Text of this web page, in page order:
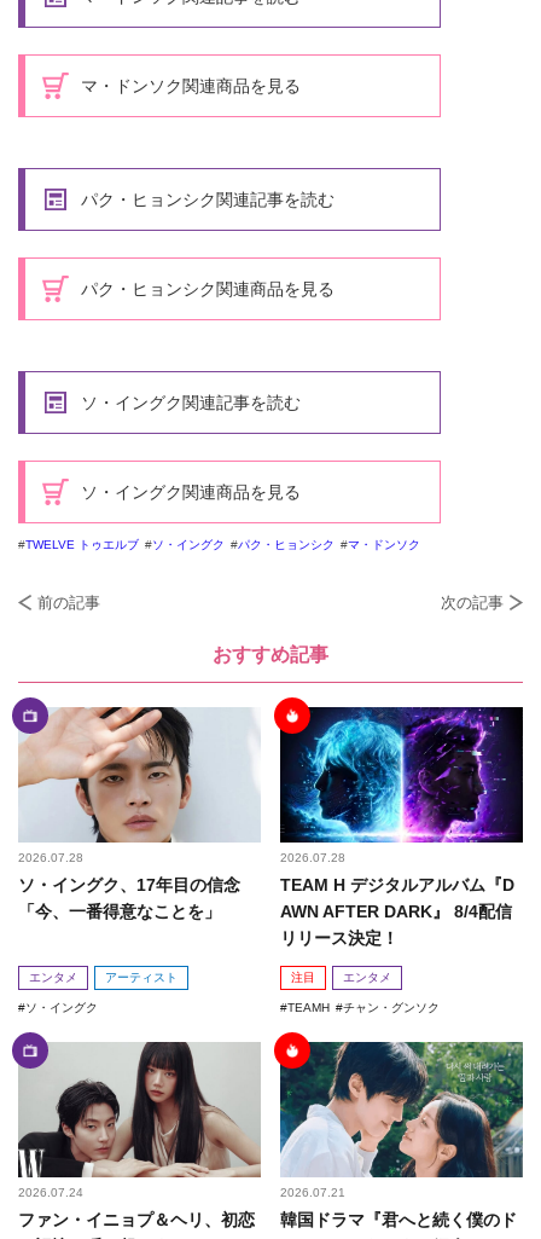
マ・ドンソク関連商品を見る
パク・ヒョンシク関連記事を読む
パク・ヒョンシク関連商品を見る
ソ・イングク関連記事を読む
ソ・イングク関連商品を見る
TWELVE トゥエルブ ソ・イングク パク・ヒョンシク マ・ドンソク
前の記事 次の記事
おすすめ記事
2026.07.28
ソ・イングク、17年目の信念
「今、一番得意なことを」
エンタメ アーティスト
ソ・イングク
2026.07.28
TEAM H デジタルアルバム『D
AWN AFTER DARK』 8/4配信
リリース決定！
注目 エンタメ
TEAMH チャン・グンソク
2026.07.24
ファン・イニョプ＆ヘリ、初恋
2026.07.21
韓国ドラマ『君へと続く僕のド